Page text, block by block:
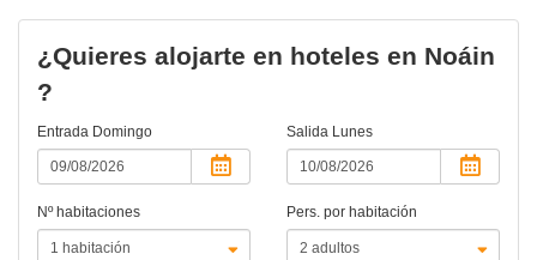
¿Quieres alojarte en hoteles en Noáin
?
Entrada Domingo Salida Lunes
Nº habitaciones Pers. por habitación